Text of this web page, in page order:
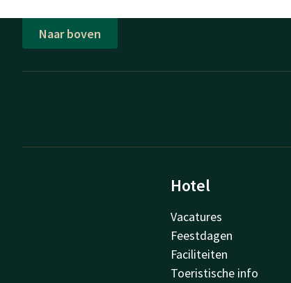
Naar boven
Hotel
Vacatures
Feestdagen
Faciliteiten
Toeristische info